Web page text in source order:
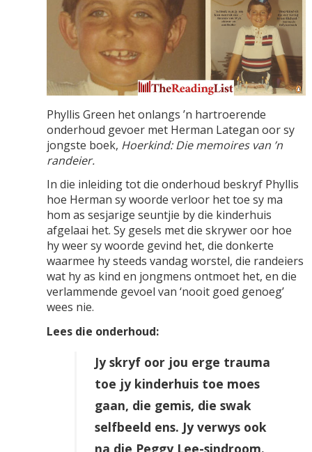
Phyllis Green het onlangs ’n hartroerende
onderhoud gevoer met Herman Lategan oor sy
jongste boek, Hoerkind: Die memoires van ’n
randeier.
In die inleiding tot die onderhoud beskryf Phyllis
hoe Herman sy woorde verloor het toe sy ma
hom as sesjarige seuntjie by die kinderhuis
afgelaai het. Sy gesels met die skrywer oor hoe
hy weer sy woorde gevind het, die donkerte
waarmee hy steeds vandag worstel, die randeiers
wat hy as kind en jongmens ontmoet het, en die
verlammende gevoel van ‘nooit goed genoeg’
wees nie.
Lees die onderhoud:
Jy skryf oor jou erge trauma
toe jy kinderhuis toe moes
gaan, die gemis, die swak
selfbeeld ens. Jy verwys ook
na die Peggy Lee-sindroom.